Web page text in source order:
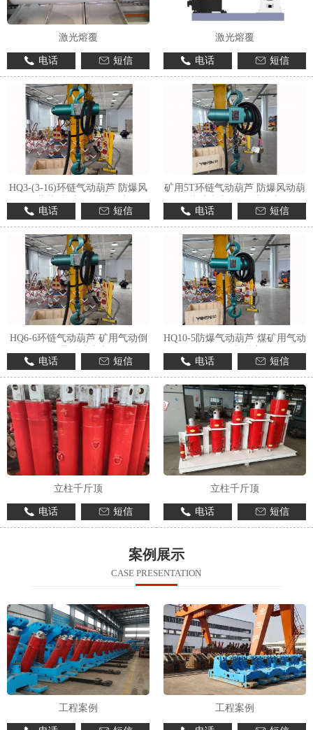
激光熔覆
电话 短信
激光熔覆
电话 短信
HQ3-(3-16)环链气动葫芦 防爆风
电话
短信
矿用5T环链气动葫芦 防爆风动葫
电话
短信
HQ6-6环链气动葫芦 矿用气动倒
电话
短信
HQ10-5防爆气动葫芦 煤矿用气动
电话
短信
立柱千斤顶
电话 短信
立柱千斤顶
电话 短信
案例展示
CASE PRESENTATION
工程案例 工程案例